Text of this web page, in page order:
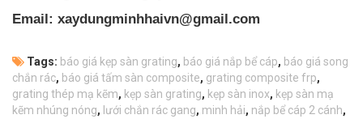
Email: xaydungminhhaivn@gmail.com
Tags: báo giá kẹp sàn grating, báo giá nắp bể cáp, báo giá song
chắn rác, báo giá tấm sàn composite, grating composite frp,
grating thép mạ kẽm, kẹp sàn grating, kẹp sàn inox, kẹp sàn mạ
kẽm nhúng nóng, lưới chắn rác gang, minh hải, nắp bể cáp 2 cánh,